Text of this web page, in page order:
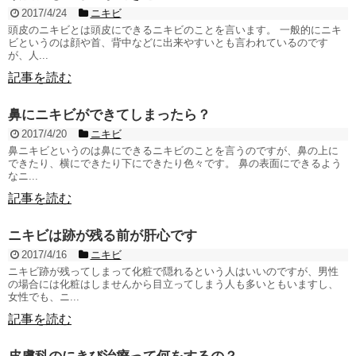
2017/4/24
ニキビ
頭皮のニキビとは頭皮にできるニキビのことを言います。 一般的にニキ
ビというのは顔や首、背中などに出来やすいとも言われているのです
が、人...
記事を読む
鼻にニキビができてしまったら？
2017/4/20
ニキビ
鼻ニキビというのは鼻にできるニキビのことを言うのですが、鼻の上に
できたり、横にできたり下にできたり色々です。 鼻の表面にできるよう
なニ...
記事を読む
ニキビは跡が残る前が肝心です
2017/4/16
ニキビ
ニキビ跡が残ってしまって化粧で隠れるという人はいいのですが、男性
の場合には化粧はしませんから目立ってしまう人も多いともいますし、
女性でも、ニ...
記事を読む